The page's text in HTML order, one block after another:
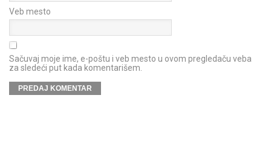
Veb mesto
Sačuvaj moje ime, e-poštu i veb mesto u ovom pregledaču veba
za sledeći put kada komentarišem.